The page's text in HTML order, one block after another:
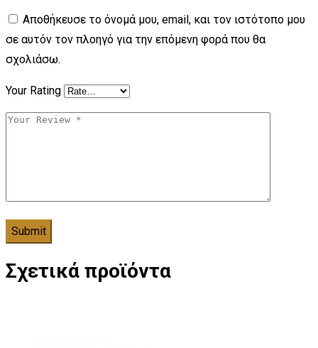
Αποθήκευσε το όνομά μου, email, και τον ιστότοπο μου
σε αυτόν τον πλοηγό για την επόμενη φορά που θα
σχολιάσω.
Your Rating
Σχετικά προϊόντα